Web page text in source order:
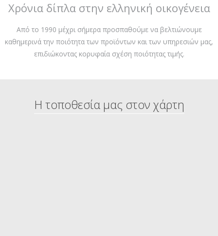
Χρόνια δίπλα στην ελληνική οικογένεια
Από το 1990 μέχρι σήμερα προσπαθούμε να βελτιώνουμε
καθημερινά την ποιότητα των προϊόντων και των υπηρεσιών μας,
επιδιώκοντας κορυφαία σχέση ποιότητας τιμής.
Η τοποθεσία μας στον χάρτη